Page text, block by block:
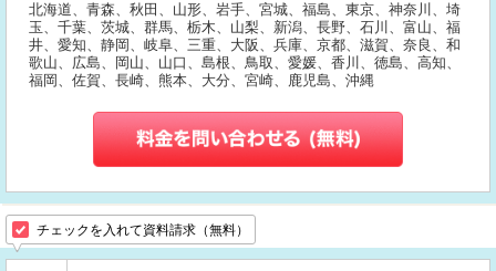
北海道、青森、秋田、山形、岩手、宮城、福島、東京、神奈川、埼
玉、千葉、茨城、群馬、栃木、山梨、新潟、長野、石川、富山、福
井、愛知、静岡、岐阜、三重、大阪、兵庫、京都、滋賀、奈良、和
歌山、広島、岡山、山口、島根、鳥取、愛媛、香川、徳島、高知、
福岡、佐賀、長崎、熊本、大分、宮崎、鹿児島、沖縄
チェックを入れて資料請求（無料）